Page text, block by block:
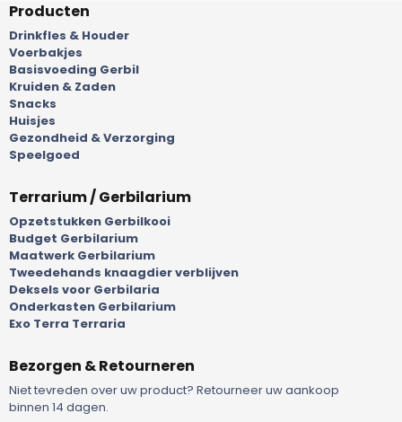
Producten
Drinkfles & Houder
Voerbakjes
Basisvoeding Gerbil
Kruiden & Zaden
Snacks
Huisjes
Gezondheid & Verzorging
Speelgoed
Terrarium / Gerbilarium
Opzetstukken Gerbilkooi
Budget Gerbilarium
Maatwerk Gerbilarium
Tweedehands knaagdier verblijven
Deksels voor Gerbilaria
Onderkasten Gerbilarium
Exo Terra Terraria
Bezorgen & Retourneren
Niet tevreden over uw product? Retourneer uw aankoop
binnen 14 dagen.